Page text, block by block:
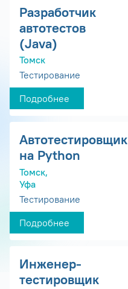
Разработчик
автотестов
(Java)
Томск
Тестирование
Подробнее
Автотестировщик
на Python
Томск,
Уфа
Тестирование
Подробнее
Инженер-
тестировщик